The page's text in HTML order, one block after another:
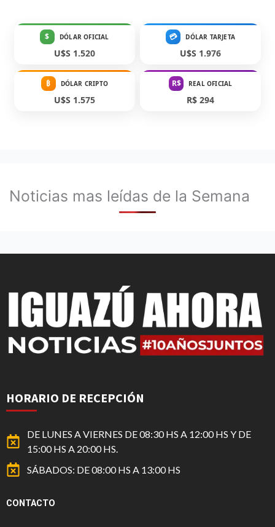
$ DÓLAR OFICIAL
U$S 1.520
💳 DÓLAR TARJETA
U$S 1.976
₿ DÓLAR CRIPTO
U$S 1.575
R$ REAL OFICIAL
R$ 294
Noticias mas leídas de la Semana
HORARIO DE RECEPCIÓN
DE LUNES A VIERNES DE 08:30 HS A 12:00 HS Y DE
15:00 HS A 20:00 HS.
SÁBADOS: DE 08:00 HS A 13:00 HS
CONTACTO